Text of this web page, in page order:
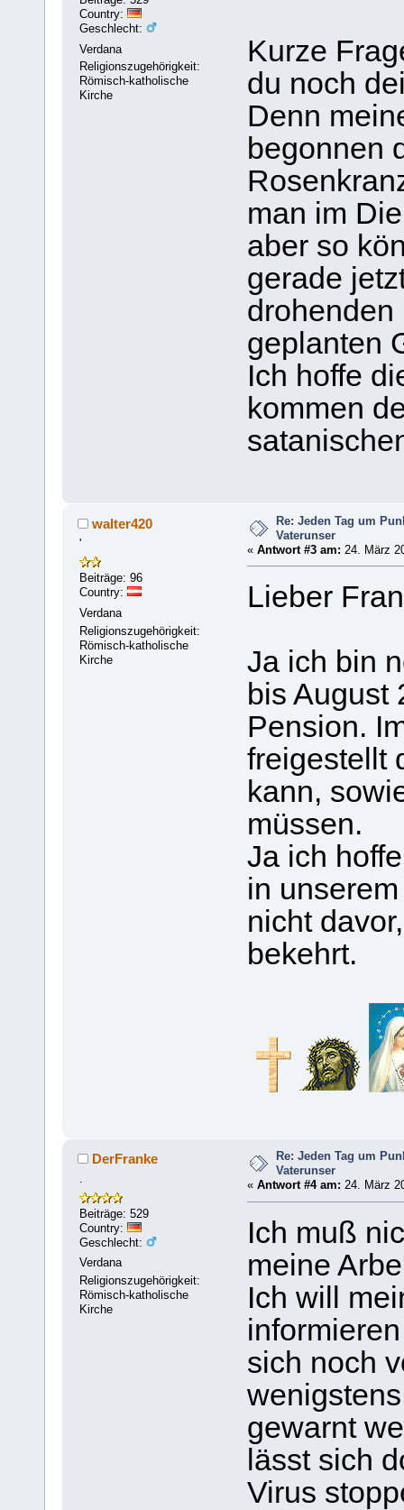
Country:
Geschlecht:
Verdana
Religionszugehörigkeit:
Römisch-katholische
Kirche
Kurze
du noch
Denn
begonnen
man im
aber so
gerade
geplanten
Ich hoffe
kommen
walter420
'
Beiträge: 96
Country:
Verdana
Religionszugehörigkeit:
Römisch-katholische
Kirche
Re: Jeden Tag um
Vaterunser
« Antwort #3 am: 24. März
Lieber
Ja ich bin
bis August
Pension.
freigestellt
kann,
müssen.
Ja ich
in
nicht
bekehrt.
DerFranke
.
Beiträge: 529
Country:
Geschlecht:
Verdana
Religionszugehörigkeit:
Römisch-katholische
Kirche
Re: Jeden Tag um
Vaterunser
« Antwort #4 am: 24. März
Ich muß
meine
Ich will
sich noch
wenigstens
gewarnt
lässt sich
Virus